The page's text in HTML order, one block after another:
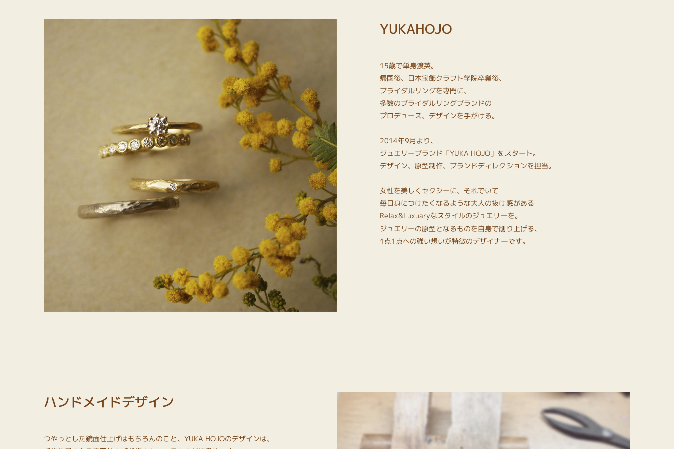
YUKAHOJO
15歳で単身渡英。
帰国後、日本宝飾クラフト学院卒業後、
ブライダルリングを専門に、
多数のブライダルリングブランドの
プロデュース、デザインを手がける。
2014年9月より、
ジュエリーブランド「YUKA HOJO」をスタート。
デザイン、原型制作、ブランドディレクションを担当。
女性を美しくセクシーに、それでいて
毎日身につけたくなるような大人の抜け感がある
Relax&Luxuaryなスタイルのジュエリーを。
ジュエリーの原型となるものを自身で削り上げる、
1点1点への強い想いが特徴のデザイナーです。
ハンドメイドデザイン
つやっとした鏡面仕上げはもちろんのこと、YUKA HOJOのデザインは、